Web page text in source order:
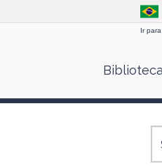
Ir